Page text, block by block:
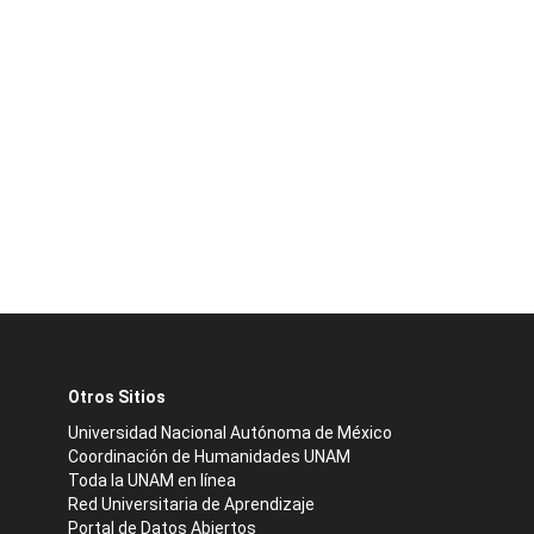
Otros Sitios
Universidad Nacional Autónoma de México
Coordinación de Humanidades UNAM
Toda la UNAM en línea
Red Universitaria de Aprendizaje
Portal de Datos Abiertos